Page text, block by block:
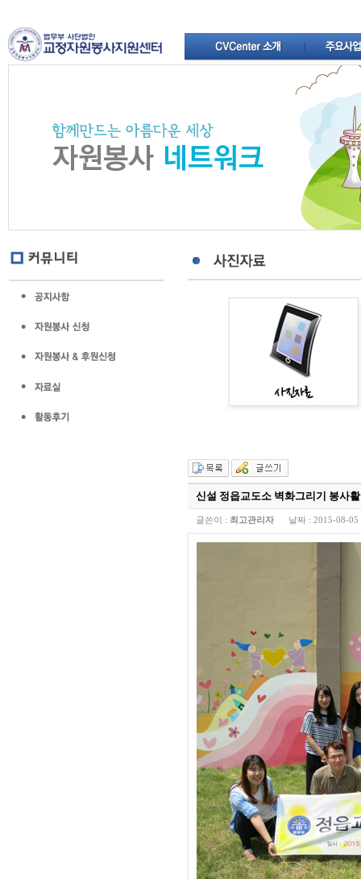
신설 정읍교도소 벽화그리기 봉사
글쓴이 : 최고관리자 날짜 : 2015-08-05